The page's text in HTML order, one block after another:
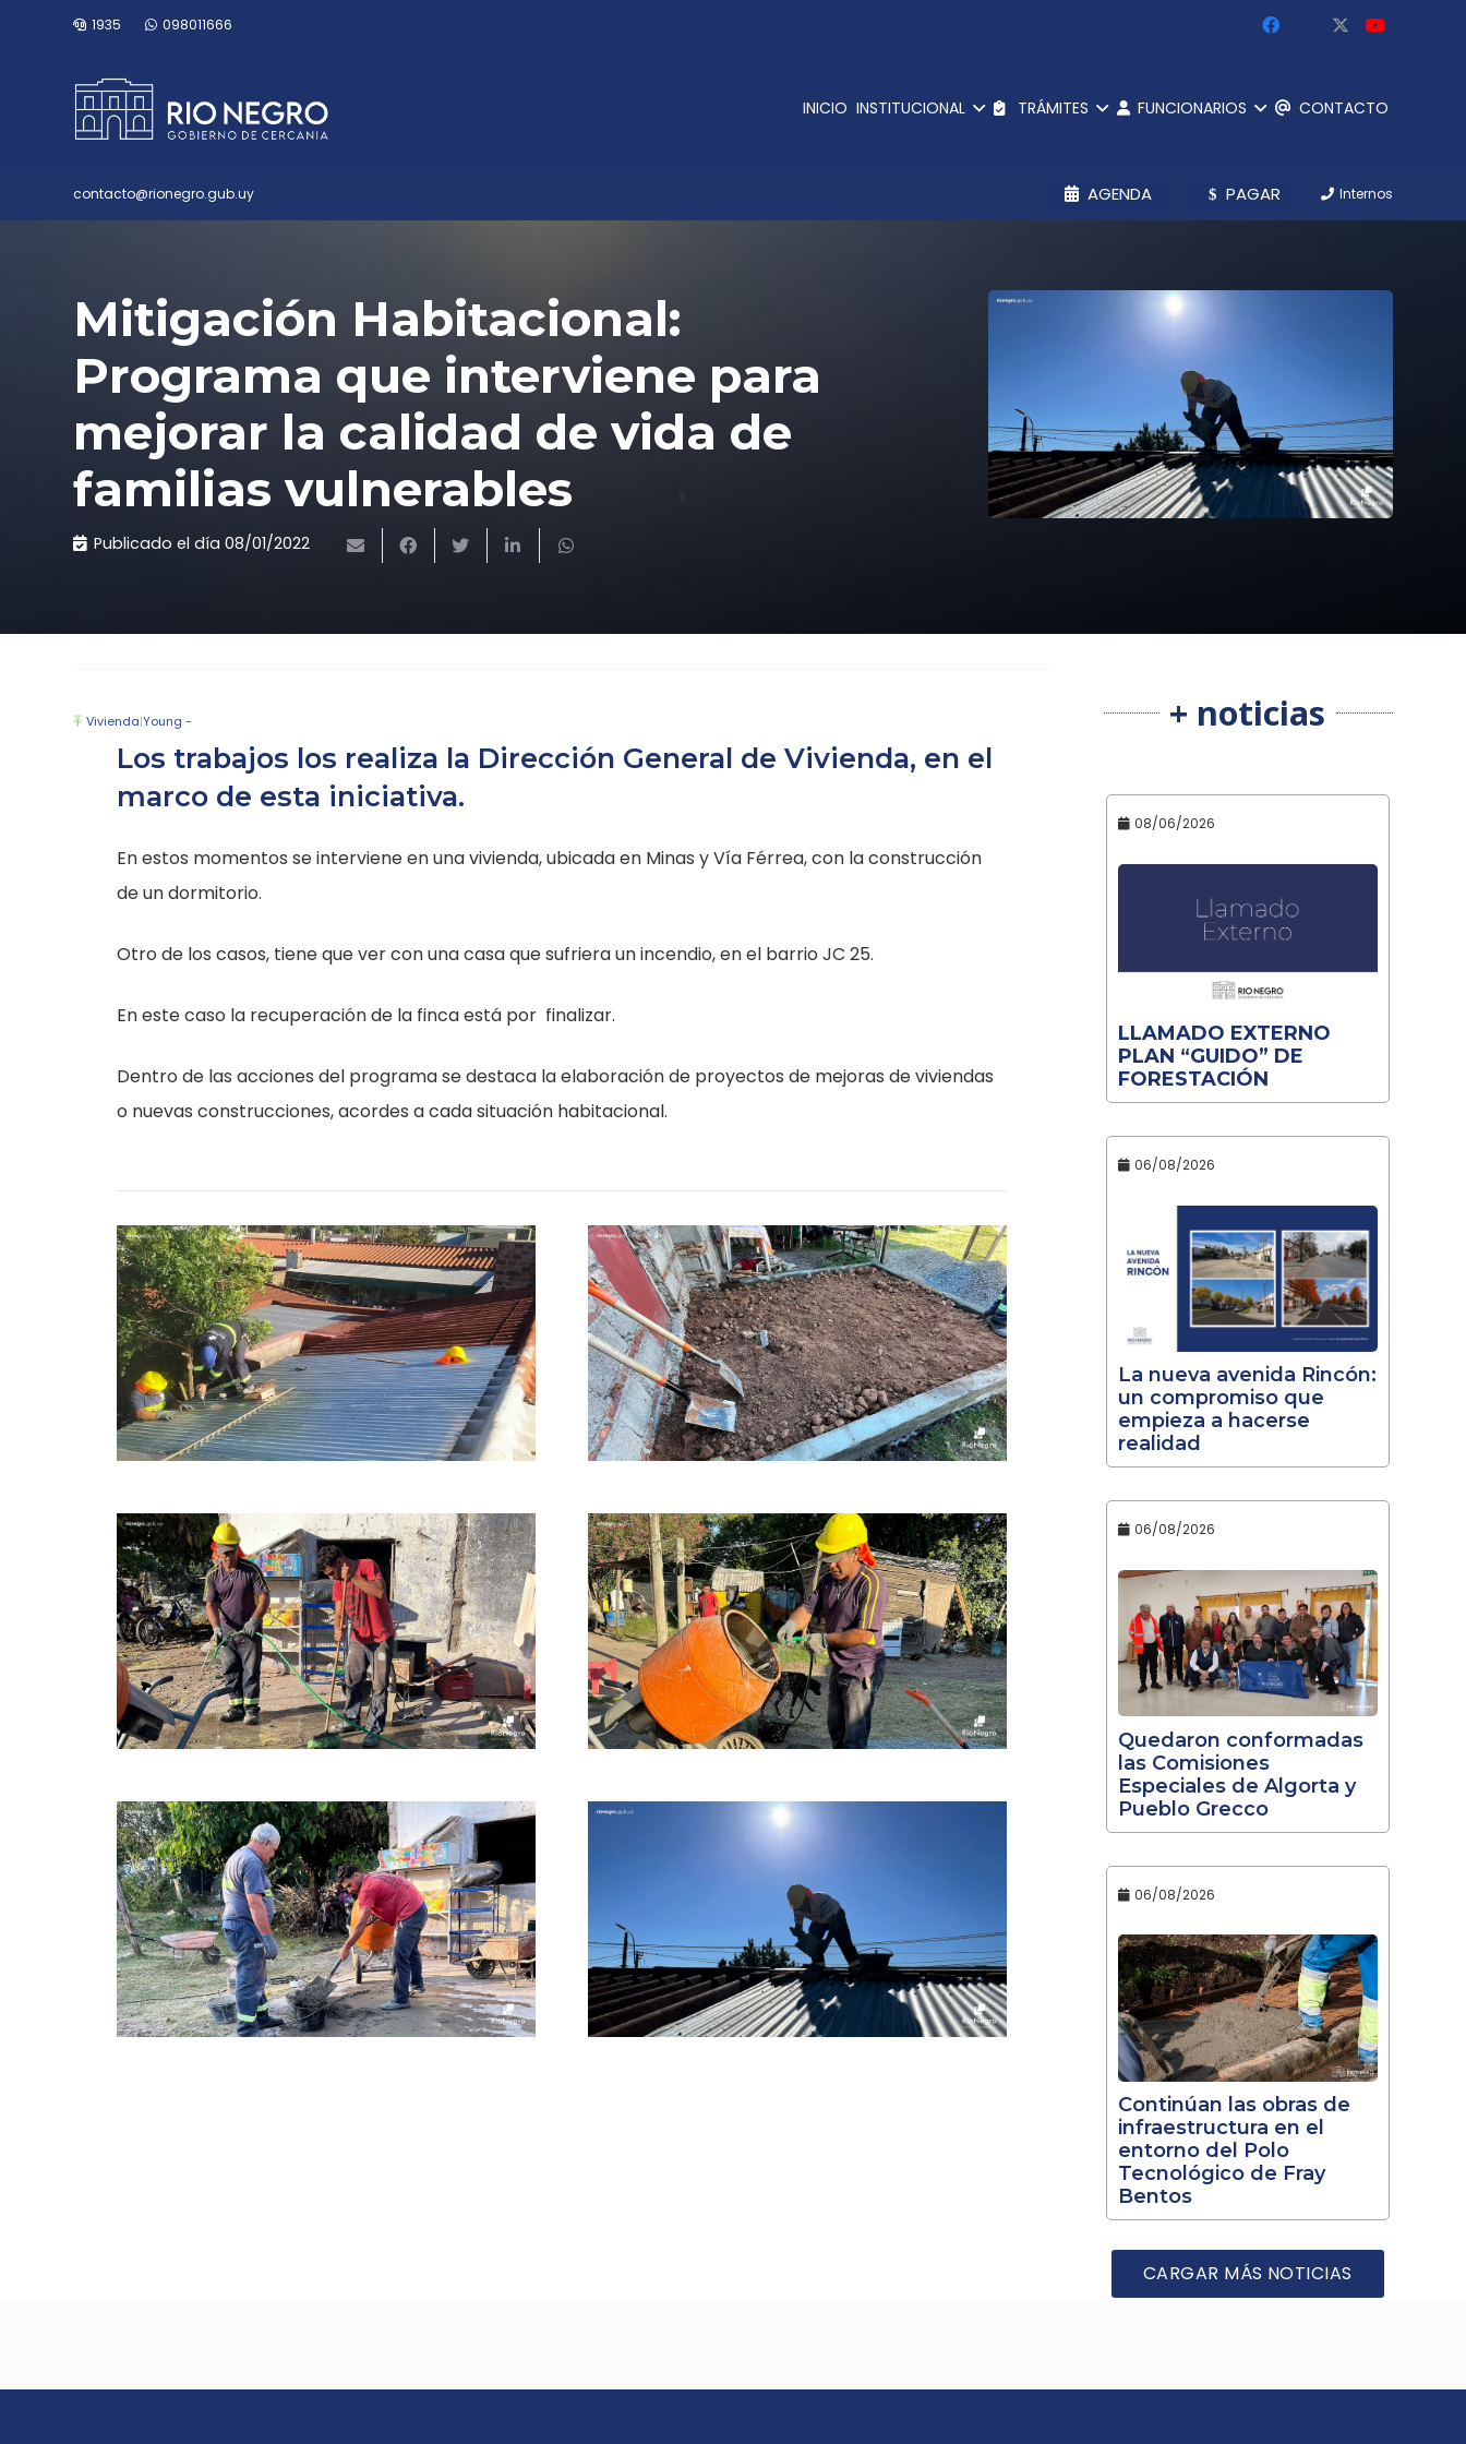
1935 098011666
INICIO INSTITUCIONAL TRÁMITES FUNCIONARIOS CONTACTO
contacto@rionegro.gub.uy AGENDA PAGAR Internos
Mitigación Habitacional:
Programa que interviene para
mejorar la calidad de vida de
familias vulnerables
Publicado el día 08/01/2022
Vivienda|Young -
Los trabajos los realiza la Dirección General de Vivienda, en el
marco de esta iniciativa.
En estos momentos se interviene en una vivienda, ubicada en Minas y Vía Férrea, con la construcción
de un dormitorio.
Otro de los casos, tiene que ver con una casa que sufriera un incendio, en el barrio JC 25.
En este caso la recuperación de la finca está por finalizar.
Dentro de las acciones del programa se destaca la elaboración de proyectos de mejoras de viviendas
o nuevas construcciones, acordes a cada situación habitacional.
+ noticias
08/06/2026
LLAMADO EXTERNO
PLAN “GUIDO” DE
FORESTACIÓN
06/08/2026
La nueva avenida Rincón:
un compromiso que
empieza a hacerse
realidad
06/08/2026
Quedaron conformadas
las Comisiones
Especiales de Algorta y
Pueblo Grecco
06/08/2026
Continúan las obras de
infraestructura en el
entorno del Polo
Tecnológico de Fray
Bentos
CARGAR MÁS NOTICIAS